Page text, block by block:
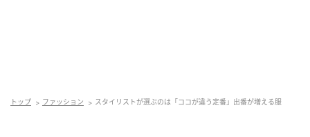
「半そでになるだけで、おのずとくだけた雰囲気。真
トップ ファッション スタイリストが選ぶのは「ココが違う定番」出番が増える服